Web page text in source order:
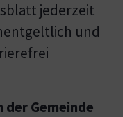
jederzeit
und
der Gemeinde